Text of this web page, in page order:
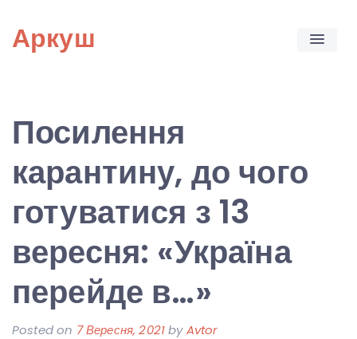
content
Аркуш
Посилення
карантину, до чого
готуватися з 13
вересня: «Україна
перейде в…»
Posted on 7 Вересня, 2021byAvtor